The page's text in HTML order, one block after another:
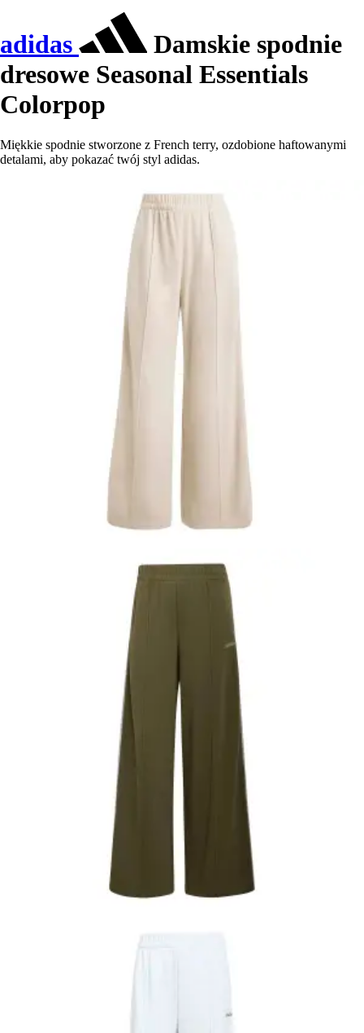
adidas
Damskie spodnie
dresowe Seasonal Essentials
Colorpop
Miękkie spodnie stworzone z French terry, ozdobione haftowanymi
detalami, aby pokazać twój styl adidas.